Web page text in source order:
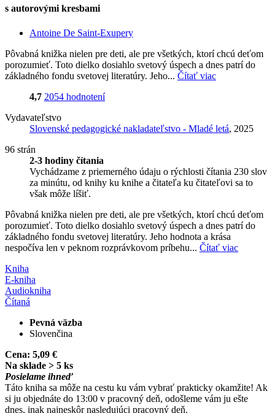
s autorovými kresbami
Antoine De Saint-Exupery
Pôvabná knižka nielen pre deti, ale pre všetkých, ktorí chcú deťom
porozumieť. Toto dielko dosiahlo svetový úspech a dnes patrí do
základného fondu svetovej literatúry. Jeho... Čítať viac
4,7 2054 hodnotení
Vydavateľstvo
Slovenské pedagogické nakladateľstvo - Mladé letá, 2025
96 strán
2-3 hodiny čítania
Vychádzame z priemerného údaju o rýchlosti čítania 230 slov
za minútu, od knihy ku knihe a čitateľa ku čitateľovi sa to
však môže líšiť.
Pôvabná knižka nielen pre deti, ale pre všetkých, ktorí chcú deťom
porozumieť. Toto dielko dosiahlo svetový úspech a dnes patrí do
základného fondu svetovej literatúry. Jeho hodnota a krása
nespočíva len v peknom rozprávkovom príbehu... Čítať viac
Kniha
E-kniha
Audiokniha
Čítaná
Pevná väzba
Slovenčina
Cena: 5,09 €
Na sklade > 5 ks
Posielame ihneď
Táto kniha sa môže na cestu ku vám vybrať prakticky okamžite! Ak
si ju objednáte do 13:00 v pracovný deň, odošleme vám ju ešte
dnes, inak najneskôr nasledujúci pracovný deň.